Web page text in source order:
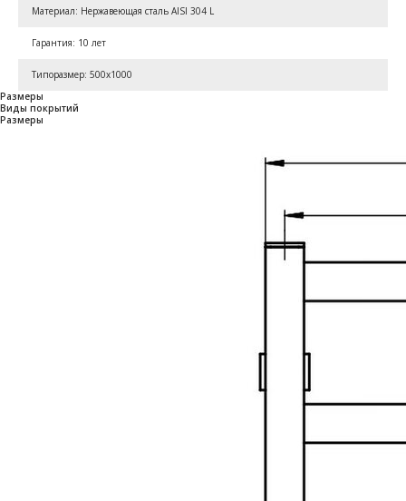
Материал: Нержавеющая сталь AISI 304 L
Гарантия: 10 лет
Типоразмер: 500x1000
Размеры
Виды покрытий
Размеры